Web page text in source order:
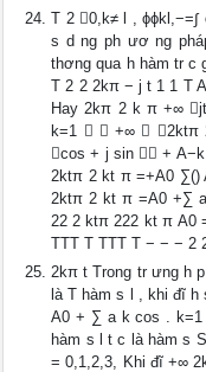
T 2 0,k≠ l ,
s d ng ph ươ ng
thơng qua h hàm tr c
T 2 2 2kπ − j t 1 1 T
Hay 2kπ 2 k π +∞
k=1   +∞ 
cos + j sin  +
2ktπ 2 kt π =+A0 ∑()
2ktπ 2 kt π =A0 +∑
22 2 ktπ 222 kt π A0
TTT T TTT T − − − 2
2kπ t Trong tr ưng h
là T hàm s l , khi đĩ
A0 + ∑ a k cos .
hàm s l t c là hàm s
= 0,1,2,3, Khi đĩ +∞